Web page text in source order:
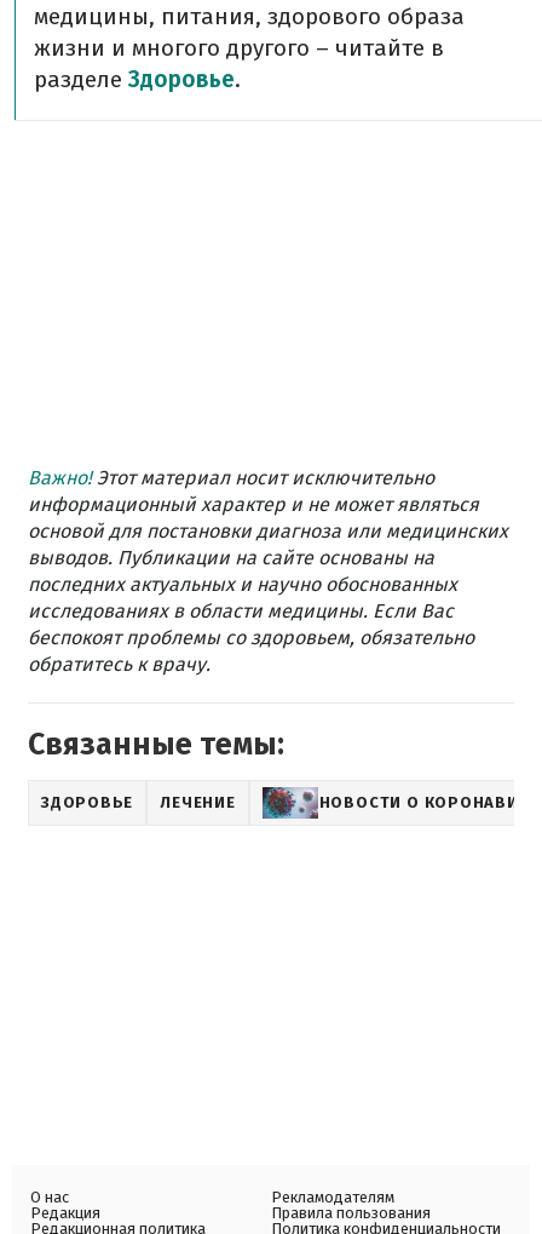
медицины, питания, здорового образа
жизни и многого другого – читайте в
разделе Здоровье.
Важно!Этот материал носит исключительно
информационный характер и не может являться
основой для постановки диагноза или медицинских
выводов. Публикации на сайте основаны на
последних актуальных и научно обоснованных
исследованиях в области медицины. Если Вас
беспокоят проблемы со здоровьем, обязательно
обратитесь к врачу.
Связанные темы:
ЗДОРОВЬЕ ЛЕЧЕНИЕ НОВОСТИ О
О нас
Редакция
Редакционная политика
Рекламодателям
Правила пользования
Политика конфиденциальности